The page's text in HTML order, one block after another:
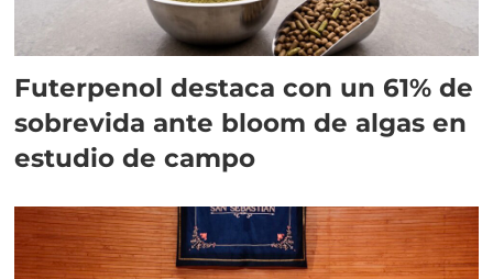
Futerpenol destaca con un 61% de
sobrevida ante bloom de algas en
estudio de campo